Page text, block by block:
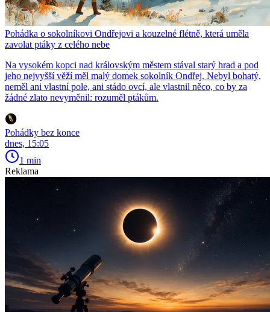
Pohádka o sokolníkovi Ondřejovi a kouzelné flétně, která uměla
zavolat ptáky z celého nebe
Na vysokém kopci nad královským městem stával starý hrad a pod
jeho nejvyšší věží měl malý domek sokolník Ondřej. Nebyl bohatý,
neměl ani vlastní pole, ani stádo ovcí, ale vlastnil něco, co by za
žádné zlato nevyměnil: rozuměl ptákům.
Pohádky bez konce
dnes, 15:05
1 min
Reklama